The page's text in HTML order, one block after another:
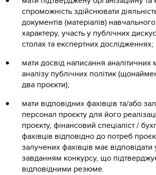
спроможність здійснювати
документів (матеріалів) навчального
характеру, участь у публічних
столах та експертних дослідженнях;
мати досвід написання аналітичних
аналізу публічних політик
два проєкти);
мати відповідних фахівців та/або
персонал проєкту для його
проєкту, фінансовий спеціаліст /
фахівців відповідно до потреб
залучених фахівців має
завданням конкурсу, що
відповідними резюме.